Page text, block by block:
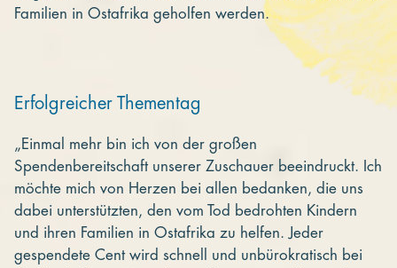
Familien in Ostafrika geholfen werden.
Erfolgreicher Thementag
„Einmal mehr bin ich von der großen
Spendenbereitschaft unserer Zuschauer beeindruckt. Ich
möchte mich von Herzen bei allen bedanken, die uns
dabei unterstützten, den vom Tod bedrohten Kindern
und ihren Familien in Ostafrika zu helfen. Jeder
gespendete Cent wird schnell und unbürokratisch bei